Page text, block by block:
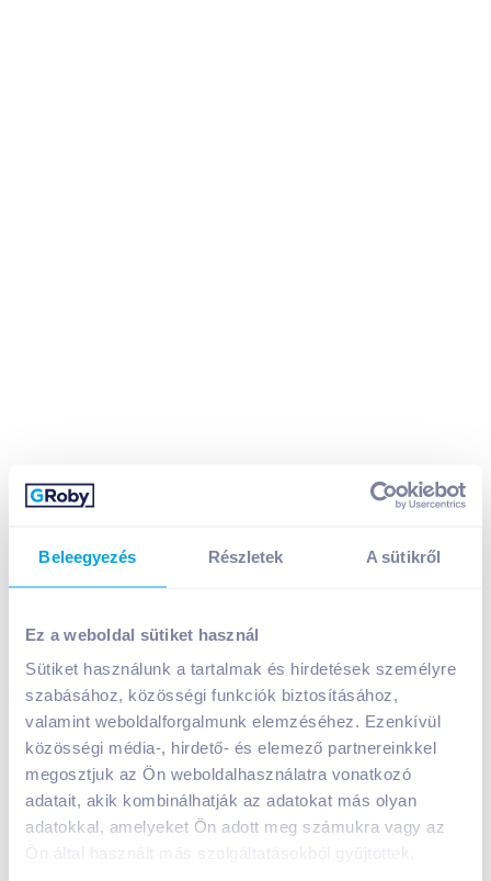
Beleegyezés Részletek A sütikről
Ez a weboldal sütiket használ
Sütiket használunk a tartalmak és hirdetések személyre
szabásához, közösségi funkciók biztosításához,
valamint weboldalforgalmunk elemzéséhez. Ezenkívül
közösségi média-, hirdető- és elemező partnereinkkel
megosztjuk az Ön weboldalhasználatra vonatkozó
adatait, akik kombinálhatják az adatokat más olyan
adatokkal, amelyeket Ön adott meg számukra vagy az
Egységár: 20 950
Nettó eladási ár:
330 Ft / db ( 27 % áfa)
Kosárba
1 karton = 100 db
+1 karton a kosárba